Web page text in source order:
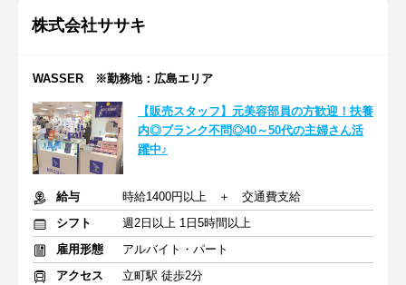
株式会社ササキ
WASSER ※勤務地：広島エリア
【販売スタッフ】元美容部員の方歓迎！扶養
内◎ブランク不問◎40～50代の主婦さん活
躍中♪
給与
時給1400円以上 ＋ 交通費支給
シフト
週2日以上 1日5時間以上
雇用形態
アルバイト・パート
アクセス
立町駅 徒歩2分